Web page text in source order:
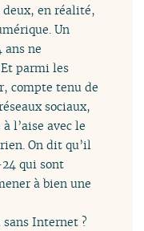
deux, en réalité,
Un
ans ne
parmi les
compte tenu de
sociaux,
l’aise avec le
On dit qu’il
qui sont
à bien une
Internet ?